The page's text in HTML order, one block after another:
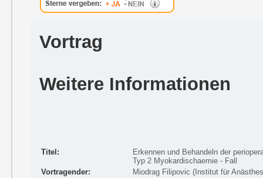
Vortrag
Weitere Informationen
Titel:
Erkennen und Behandeln der
Typ 2 Myokardischaemie - Fall
Vortragender:
Miodrag Filipovic (Institut für